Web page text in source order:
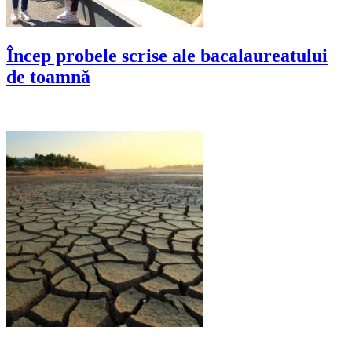
Încep probele scrise ale bacalaureatului
de toamnă